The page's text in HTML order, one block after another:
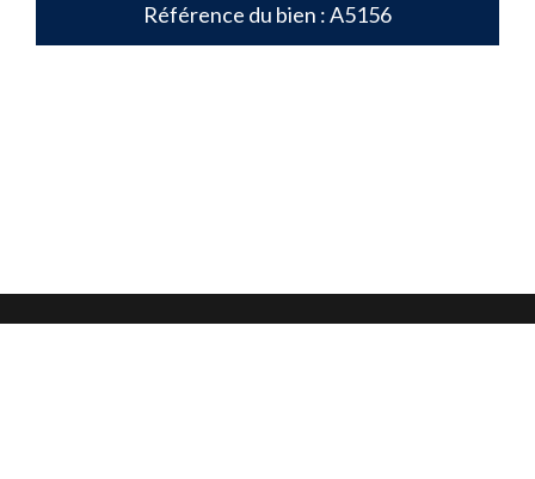
Référence du bien : A5156
Mentions légales